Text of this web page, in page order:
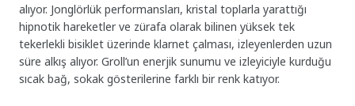
alıyor. Jonglörlük performansları, kristal toplarla yarattığı
hipnotik hareketler ve zürafa olarak bilinen yüksek tek
tekerlekli bisiklet üzerinde klarnet çalması, izleyenlerden uzun
süre alkış alıyor. Groll’un enerjik sunumu ve izleyiciyle kurduğu
sıcak bağ, sokak gösterilerine farklı bir renk katıyor.